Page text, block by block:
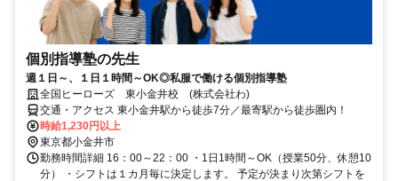
個別指導塾の先生
週１日～、１日１時間～OK◎私服で働ける個別指導塾
全国ヒーローズ 東小金井校 (株式会社わ)
交通・アクセス 東小金井駅から徒歩7分／最寄駅から徒歩圏内！
時給1,230円以上
東京都小金井市
勤務時間詳細 16：00～22：00 ・1日1時間～OK（授業50分、休憩10
分） ・シフトは１カ月毎に決定します。 予定が決まり次第シフトを